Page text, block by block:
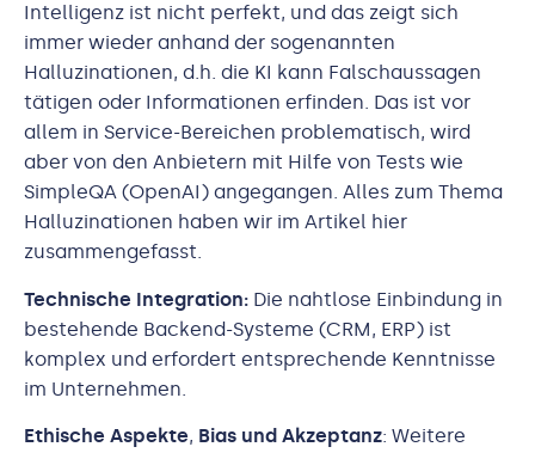
Intelligenz ist nicht perfekt, und das zeigt sich
immer wieder anhand der sogenannten
Halluzinationen, d.h. die KI kann Falschaussagen
tätigen oder Informationen erfinden. Das ist vor
allem in Service-Bereichen problematisch, wird
aber von den Anbietern mit Hilfe von Tests wie
SimpleQA (OpenAI) angegangen. Alles zum Thema
Halluzinationen haben wir im Artikel hier
zusammengefasst.
Technische Integration: Die nahtlose Einbindung in
bestehende Backend-Systeme (CRM, ERP) ist
komplex und erfordert entsprechende Kenntnisse
im Unternehmen.
Ethische Aspekte, Bias und Akzeptanz: Weitere